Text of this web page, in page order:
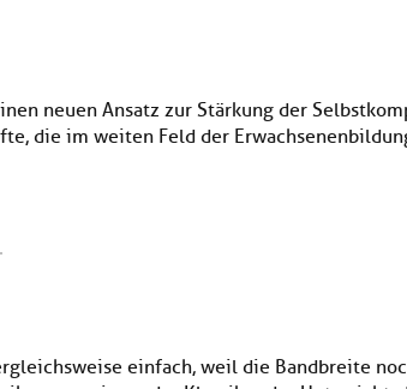
neuen Ansatz zur Stärkung der
die im weiten Feld der
einfach, weil die Bandbreite